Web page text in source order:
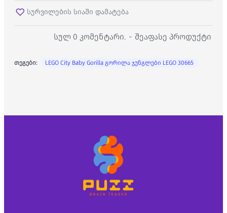
სულ 0 კომენტარი. - შეაფასე პროდუქტი
სურვილების სიაში დამატება
თეგები: LEGO City Baby Gorilla გორილა ჯუნგლები LEGO 30665